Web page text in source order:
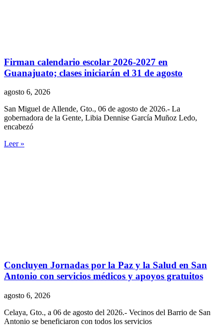
Firman calendario escolar 2026-2027 en
Guanajuato; clases iniciarán el 31 de agosto
agosto 6, 2026
San Miguel de Allende, Gto., 06 de agosto de 2026.- La
gobernadora de la Gente, Libia Dennise García Muñoz Ledo,
encabezó
Leer »
Concluyen Jornadas por la Paz y la Salud en San
Antonio con servicios médicos y apoyos gratuitos
agosto 6, 2026
Celaya, Gto., a 06 de agosto del 2026.- Vecinos del Barrio de San
Antonio se beneficiaron con todos los servicios